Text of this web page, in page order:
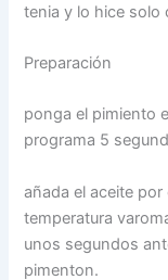
tenia y lo hice solo
Preparación
ponga el pimiento
programa 5
añada el aceite
temperatura
unos segundos
pimenton.